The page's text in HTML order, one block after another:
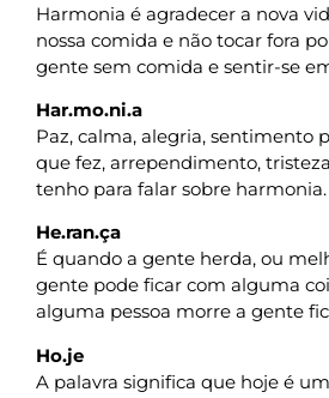
Harmonia é agradecer a nova
nossa comida e não tocar fora
gente sem comida e sentir-se
Har.mo.ni.a
Paz, calma, alegria, sentimento
que fez, arrependimento,
tenho para falar sobre harmonia.
He.ran.ça
É quando a gente herda, ou
gente pode ficar com alguma
alguma pessoa morre a gente
Ho.je
A palavra significa que hoje é